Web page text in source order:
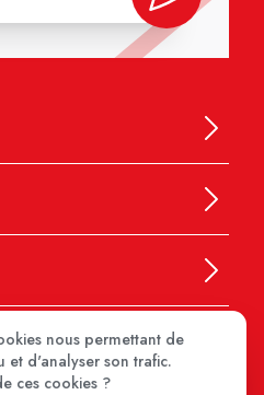
nous permettant de
et d'analyser son trafic.
ces cookies ?